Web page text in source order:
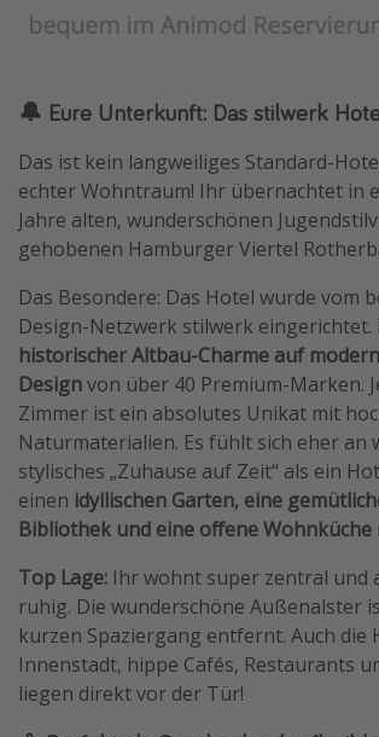
🔔 Eure Unterkunft: Das stilwerk
Das ist kein langweiliges Standard-
echter Wohntraum! Ihr übernachtet in
Jahre alten, wunderschönen
gehobenen Hamburger Viertel
Das Besondere: Das Hotel wurde vom
Design-Netzwerk stilwerk eingerichtet.
historischer Altbau-Charme auf
Designvon über 40 Premium-Marken.
Zimmer ist ein absolutes Unikat mit
Naturmaterialien. Es fühlt sich eher an
stylisches „Zuhause auf Zeit“ als ein
einen idyllischen Garten, eine
Bibliothek und eine offene Wohnküche
Top Lage: Ihr wohnt super zentral und
ruhig. Die wunderschöne Außenalster
kurzen Spaziergang entfernt. Auch die
Innenstadt, hippe Cafés, Restaurants
liegen direkt vor der Tür!